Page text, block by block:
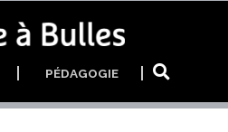
PÉDAGOGIE